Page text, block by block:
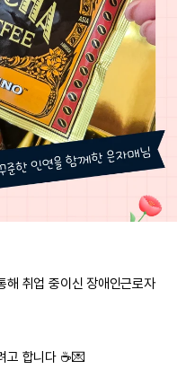
해 취업 중이신 장애인근로자
고 합니다 ☕💌